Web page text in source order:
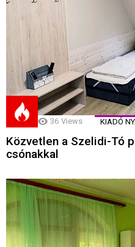
36 Views KIADÓ
Közvetlen a Szelidi-Tó
csónakkal